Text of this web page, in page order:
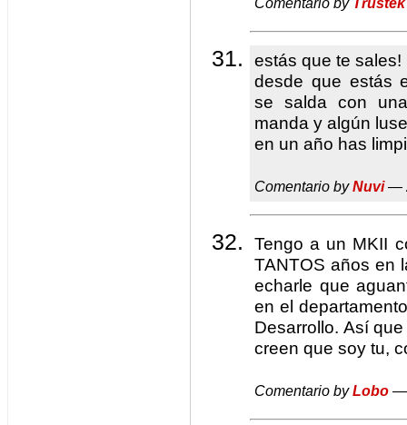
estás que te sales!
desde que estás
se salda con
manda y algún
en un año has
Comentario byNuvi—
Tengo a un MKII
TANTOS años en
echarle que
en el
Desarrollo. Así
creen que soy tu,
Comentario byLobo —